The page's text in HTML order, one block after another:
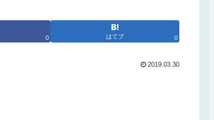
0 はてブ 0
2019.03.30